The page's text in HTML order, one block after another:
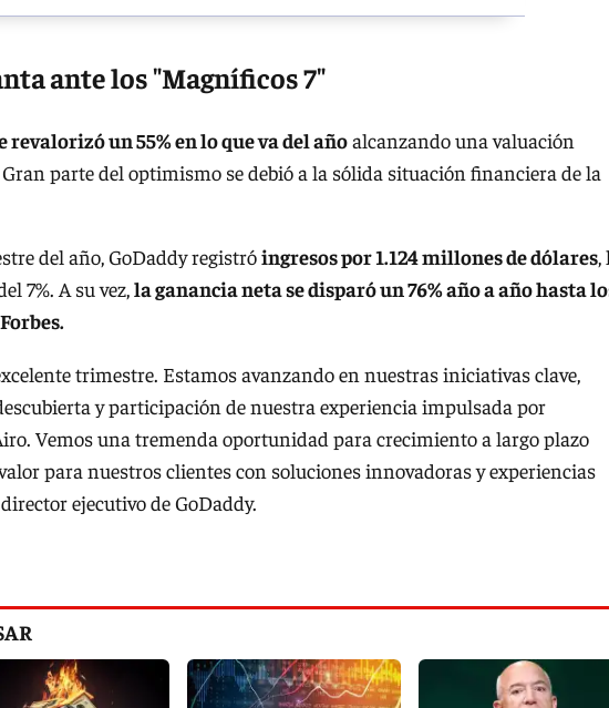
ante los "Magníficos 7"
revalorizó un 55% en lo que va del añoalcanzando una valuación
Gran parte del optimismo se debió a la sólida situación financiera de la
del año, GoDaddy registróingresos por 1.124 millones de dólares,
7%. A su vez,la ganancia neta se disparó un 76% año a año hasta
trimestre. Estamos avanzando en nuestras iniciativas clave,
y participación de nuestra experiencia impulsada por
Vemos una tremenda oportunidad para crecimiento a largo plazo
para nuestros clientes con soluciones innovadoras y experiencias
ejecutivo de GoDaddy.